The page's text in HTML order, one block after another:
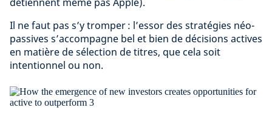
Il ne faut pas s’y tromper : l’essor des stratégies néo-
passives s’accompagne bel et bien de décisions actives
en matière de sélection de titres, que cela soit
intentionnel ou non.